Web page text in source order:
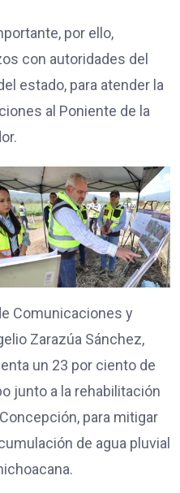
por ello,
con autoridades del
estado, para atender la
al Poniente de la
Comunicaciones y
Zarazúa Sánchez,
un 23 por ciento de
junto a la rehabilitación
para mitigar
de agua pluvial